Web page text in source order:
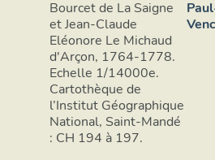
Bourcet de La Saigne
et Jean-Claude
Eléonore Le Michaud
d'Arçon, 1764-1778.
Echelle 1/14000e.
Cartothèque de
l’Institut Géographique
National, Saint-Mandé
: CH 194 à 197.